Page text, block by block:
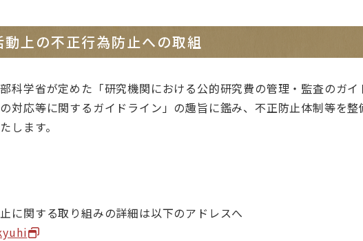
教育
国文研でゼミを」
ミナー
を対象とした日本古典籍講習会
関連リンク集
古典xデジタル探求ラボ
上の不正行為防止への取組
科学省が定めた「研究機関における公的研究費の管理・監査のガイ
対応等に関するガイドライン」の趣旨に鑑み、不正防止体制等を整
します。
に関する取り組みの詳細は以下のアドレスへ